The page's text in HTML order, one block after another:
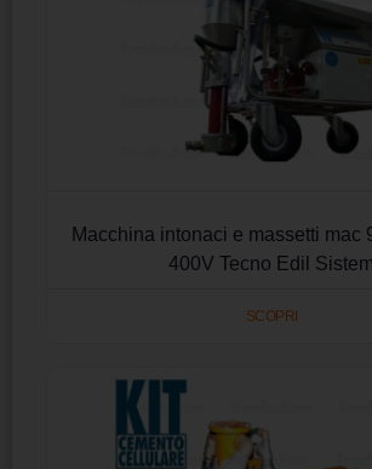
Macchina intonaci e massetti mac
400V Tecno Edil Sistem
SCOPRI